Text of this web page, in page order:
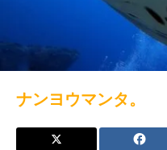
ナンヨウマンタ。